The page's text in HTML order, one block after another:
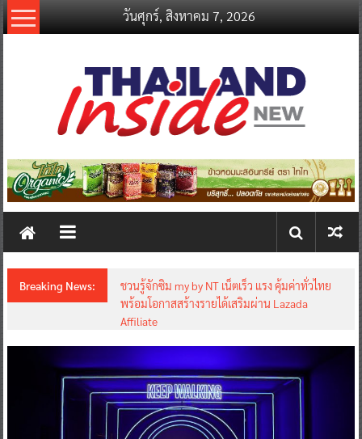
Skip
to
วันศุกร์, สิงหาคม 7, 2026
thailandinsidenew.com
Thailand
New
Breaking News:
Thailand LAB INTERNATIONAL 2026 ผนึก
Bio+HealthTech INTERNATIONAL และ
FutureCHEM INTERNATIONAL เปิดเวที AI ขับ
ไทยสู่ศูนย์กลางอาเซียน